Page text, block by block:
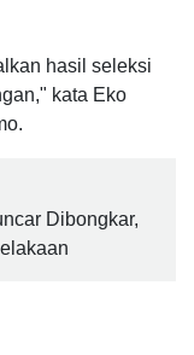
hasil seleksi
kata Eko
Dibongkar,